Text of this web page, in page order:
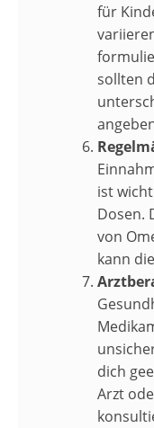
für
sollten
ist
Dosen.
von
kann
dich
Arzt